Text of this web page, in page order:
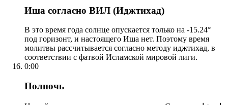
Иша согласно ВИЛ (Иджтихад)
В это время года солнце опускается только на -15.24°
под горизонт, и настоящего Иша нет. Поэтому время
молитвы рассчитывается согласно методу иджтихад, в
соответствии с фатвой Исламской мировой лиги.
0:00
Полночь